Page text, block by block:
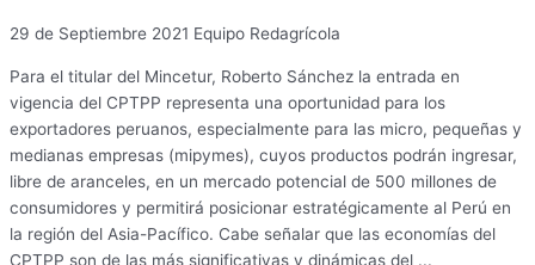
29 de Septiembre 2021 Equipo Redagrícola
Para el titular del Mincetur, Roberto Sánchez la entrada en
vigencia del CPTPP representa una oportunidad para los
exportadores peruanos, especialmente para las micro, pequeñas y
medianas empresas (mipymes), cuyos productos podrán ingresar,
libre de aranceles, en un mercado potencial de 500 millones de
consumidores y permitirá posicionar estratégicamente al Perú en
la región del Asia-Pacífico. Cabe señalar que las economías del
CPTPP son de las más significativas y dinámicas del ...